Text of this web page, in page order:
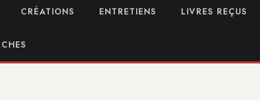
CRÉATIONS ENTRETIENS LIVRES REÇUS